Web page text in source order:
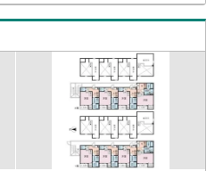
も完備！お子様連れのご家族様で
業時間:10:00～18:00（定休日火・
あり）現地のご案内も可能ですの
い合わせください！